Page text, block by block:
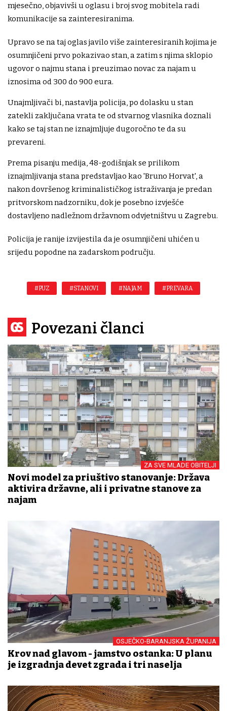
mjesečno, objavivši u oglasu i broj svog mobitela radi
komunikacije sa zainteresiranima.
Upravo se na taj oglas javilo više zainteresiranih kojima je
osumnjičeni prvo pokazivao stan, a zatim s njima sklopio
ugovor o najmu stana i preuzimao novac za najam u
iznosima od 300 do 900 eura.
Unajmljivači bi, nastavlja policija, po dolasku u stan
zatekli zaključana vrata te od stvarnog vlasnika doznali
kako se taj stan ne iznajmljuje dugoročno te da su
prevareni.
Prema pisanju medija, 48-godišnjak se prilikom
iznajmljivanja stana predstavljao kao 'Bruno Horvat', a
nakon dovršenog kriminalističkog istraživanja je predan
pritvorskom nadzorniku, dok je posebno izvješće
dostavljeno nadležnom državnom odvjetništvu u Zagrebu.
Policija je ranije izvijestila da je osumnjičeni uhićen u
srijedu popodne na zadarskom području.
#PUZ #STANOVI #NAJAM #PREVARA
Povezani članci
ZA SVE MLADE OBITELJI
Novi model za priuštivo stanovanje: Država
aktivira državne, ali i privatne stanove za
najam
OSJEČKO-BARANJSKA ŽUPANIJA
Krov nad glavom - jamstvo ostanka: U planu
je izgradnja devet zgrada i tri naselja